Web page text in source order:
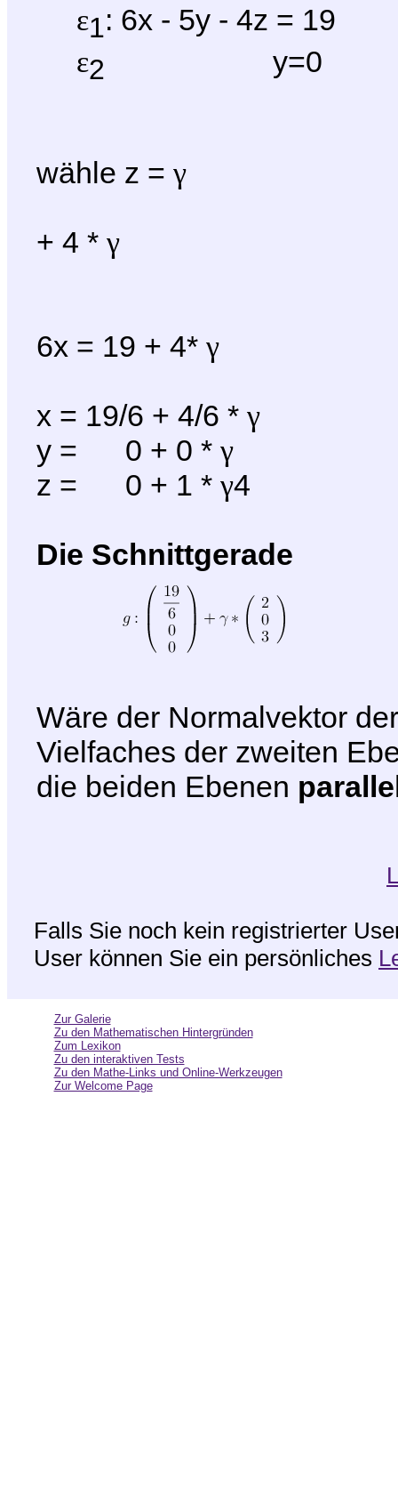
ε1: 6x - 5y - 4z = 19
ε2 y=0
wähle z = γ
+ 4 * γ
6x = 19 + 4* γ
x = 19/6 + 4/6 * γ
y = 0 + 0 * γ
z = 0 + 1 * γ4
Die Schnittgerade
Wäre der Normalvektor
Vielfaches der zweiten
die beiden Ebenen
Falls Sie noch kein registrierter
User können Sie ein persönliches
Zur Galerie
Zu den Mathematischen Hintergründen
Zum Lexikon
Zu den interaktiven Tests
Zu den Mathe-Links und Online-Werkzeugen
Zur Welcome Page